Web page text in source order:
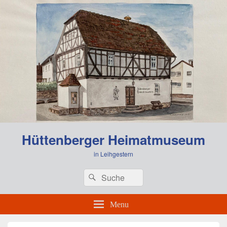
Hüttenberger Heimatmuseum
in Leihgestern
Search
for:
Search
Menu